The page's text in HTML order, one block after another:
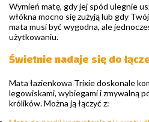
Wymień matę, gdy jej spód ulegnie
włókna mocno się zużyją lub gdy
mata musi być wygodna, ale
użytkowaniu.
Świetnie nadaje się do
Mata łazienkowa Trixie doskonale
legowiskami, wybiegami i zmywalną
królików. Można ją łączyć z: